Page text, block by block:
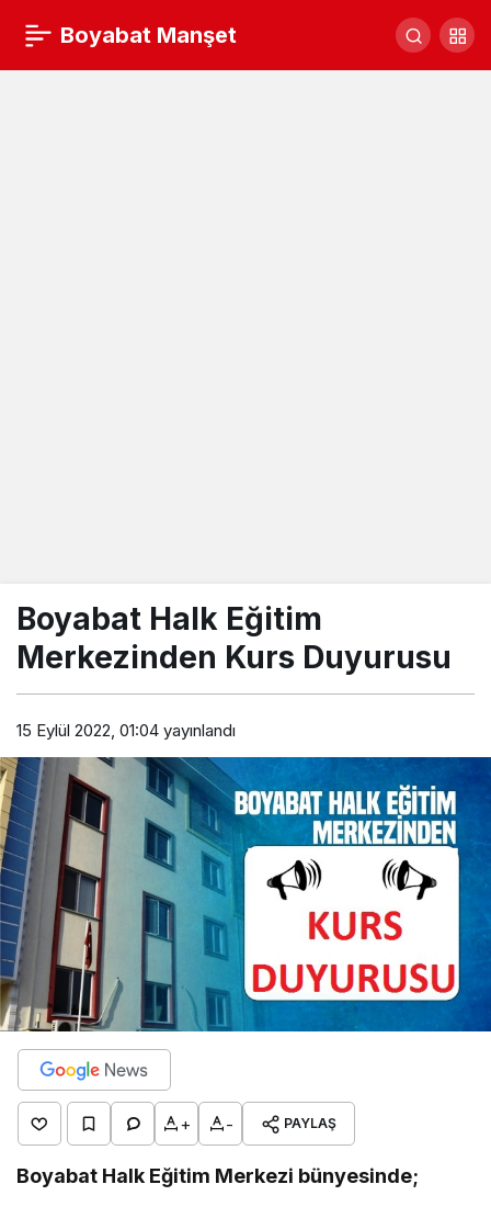
Boyabat Manşet
Boyabat Halk Eğitim
Merkezinden Kurs Duyurusu
15 Eylül 2022, 01:04 yayınlandı
+ - PAYLAŞ
Boyabat Halk Eğitim Merkezi bünyesinde;
2022 Çeltik Alım Fiyatlarını Açıkladı…